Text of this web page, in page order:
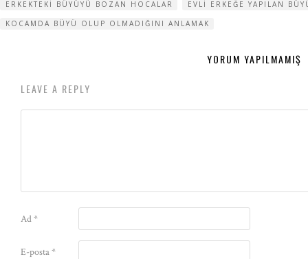
ERKEKTEKI BÜYÜYÜ BOZAN HOCALAR
EVLI ERKEĞE YAPILAN
KOCAMDA BÜYÜ OLUP OLMADIĞINI ANLAMAK
YORUM YAPILMAMIŞ
LEAVE A REPLY
Ad*
E-posta*